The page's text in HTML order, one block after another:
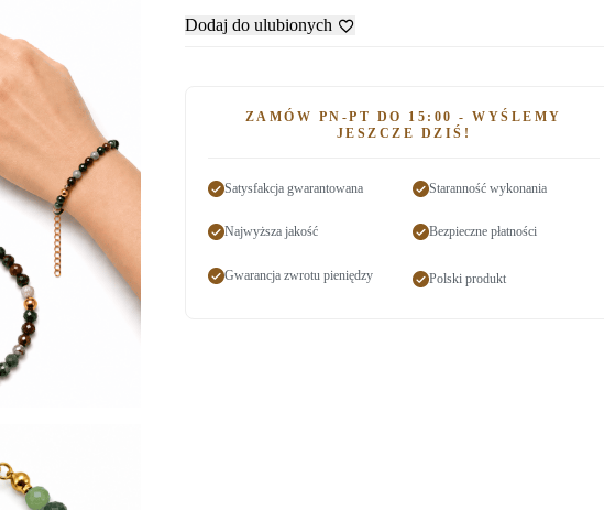
Dodaj do ulubionych
ZAMÓW PN-PT DO 15:00 - WYŚLEMY
JESZCZE DZIŚ!
Satysfakcja gwarantowana Staranność wykonania
Najwyższa jakość Bezpieczne płatności
Gwarancja zwrotu pieniędzy Polski produkt